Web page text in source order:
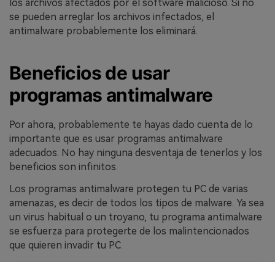
los archivos afectados por el software malicioso. Si no
se pueden arreglar los archivos infectados, el
antimalware probablemente los eliminará.
Beneficios de usar
programas antimalware
Por ahora, probablemente te hayas dado cuenta de lo
importante que es usar programas antimalware
adecuados. No hay ninguna desventaja de tenerlos y los
beneficios son infinitos.
Los programas antimalware protegen tu PC de varias
amenazas, es decir de todos los tipos de malware. Ya sea
un virus habitual o un troyano, tu programa antimalware
se esfuerza para protegerte de los malintencionados
que quieren invadir tu PC.